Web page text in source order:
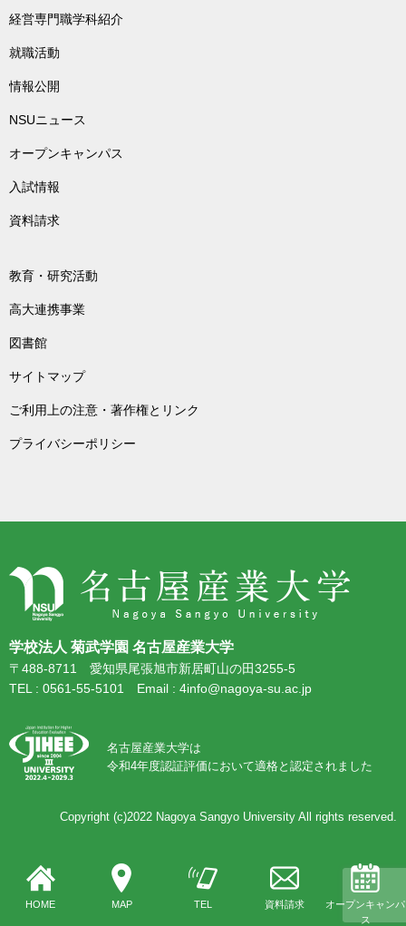
HOME MAP TEL 資料請求
オープンキャンパ
ス
経営専門職学科紹介
就職活動
情報公開
NSUニュース
オープンキャンパス
入試情報
資料請求
教育・研究活動
高大連携事業
図書館
サイトマップ
ご利用上の注意・著作権とリンク
プライバシーポリシー
学校法人 菊武学園 名古屋産業大学
〒488-8711 愛知県尾張旭市新居町山の田3255-5
TEL : 0561-55-5101 Email : 4info@nagoya-su.ac.jp
名古屋産業大学は
令和4年度認証評価において適格と認定されました
Copyright (c)2022 Nagoya Sangyo University All rights reserved.